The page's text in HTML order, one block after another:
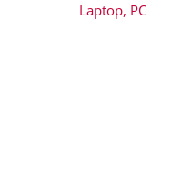
Laptop, PC